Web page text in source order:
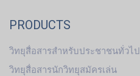
PRODUCTS
วิทยุสื่อสารสำหรับประชาชนทั่วไป
วิทยุสื่อสารนักวิทยุสมัครเล่น